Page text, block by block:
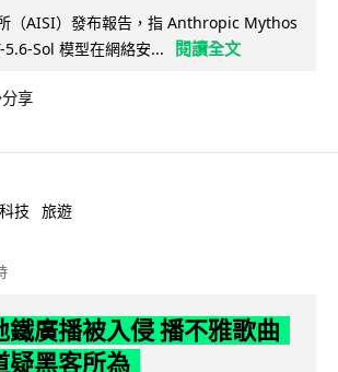
（AISI）發布報告，指 Anthropic Mythos
Sol 模型在網絡安...
閱讀全文
分享
技 旅遊
鐵廣播被入侵 播不雅歌曲
疑黑客所為